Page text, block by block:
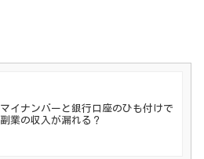
マイナンバーと銀行口座のひも付けで
副業の収入が漏れる？